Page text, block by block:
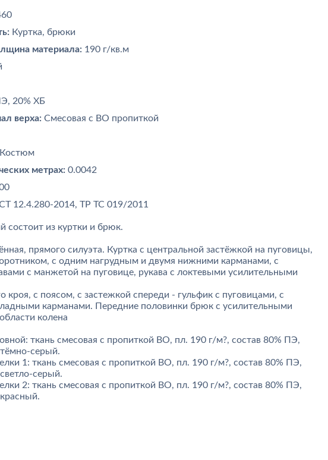
Куртка, брюки
материала: 190 г/кв.м
20% ХБ
верха: Смесовая с ВО пропиткой
Костюм
метрах: 0.0042
12.4.280-2014, ТР ТС 019/2011
состоит из куртки и брюк.
прямого силуэта. Куртка с центральной застёжкой на пуговицы,
с одним нагрудным и двумя нижними карманами, с
с манжетой на пуговице, рукава с локтевыми усилительными
кроя, с поясом, с застежкой спереди - гульфик с пуговицами, с
карманами. Передние половинки брюк с усилительными
колена
ткань смесовая с пропиткой ВО, пл. 190 г/м?, состав 80% ПЭ,
серый.
1: ткань смесовая с пропиткой ВО, пл. 190 г/м?, состав 80% ПЭ,
серый.
2: ткань смесовая с пропиткой ВО, пл. 190 г/м?, состав 80% ПЭ,